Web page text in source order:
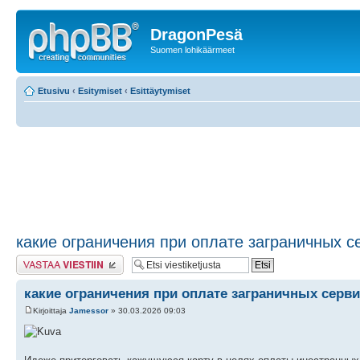
DragonPesä
Suomen lohikäärmeet
Etusivu ‹ Esitymiset ‹ Esittäytymiset
какие ограничения при оплате заграничных
Lähetä vastaus
какие ограничения при оплате заграничных
Kirjoittaja Jamessor » 30.03.2026 09:03